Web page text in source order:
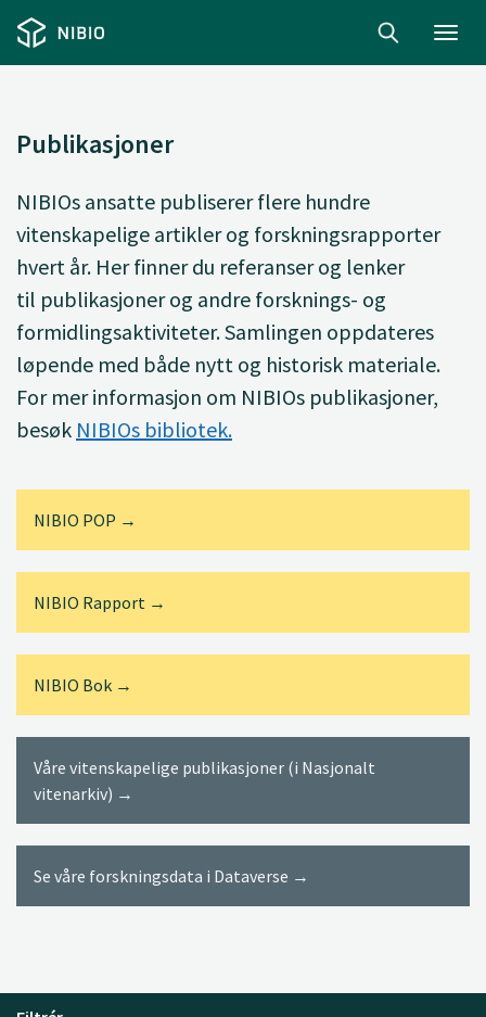
Publikasjoner
NIBIOs ansatte publisererflere hundre
vitenskapelige artikler og forskningsrapporter
hvert år. Her finner du referanser og lenker
til publikasjoner og andre forsknings- og
formidlingsaktiviteter. Samlingen oppdateres
løpende med både nytt og historisk materiale.
For mer informasjon om NIBIOs publikasjoner,
besøk NIBIOs bibliotek.
NIBIO POP →
NIBIO Rapport →
NIBIO Bok →
Våre vitenskapelige publikasjoner (i Nasjonalt
vitenarkiv) →
Se våre forskningsdata i Dataverse →